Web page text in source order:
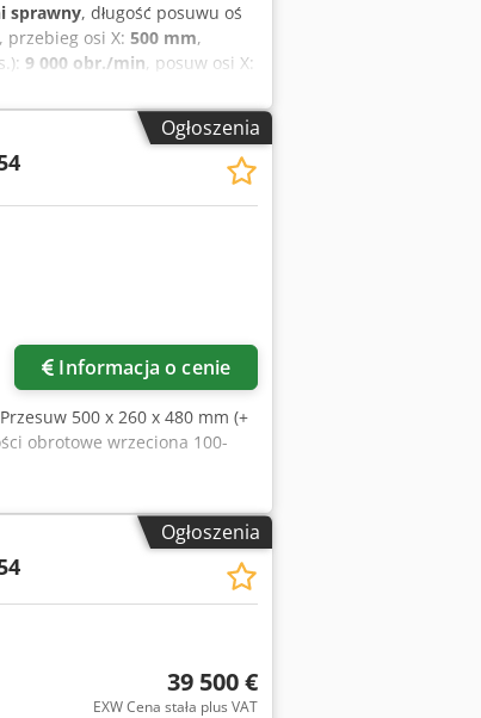
sprawny, długość posuwu oś
, przebieg osi X: 500 mm,
9 000 obr./min, posuw osi X:
mm, X-500, Y-250 , Z - skok
320 kg , mocowanie SF 32 ,
Acjq R Rb Holof
Ogłoszenia
Informacja o cenie
500 x 260 x 480 mm (+
obrotowe wrzeciona 100-
Ogłoszenia
39 500 €
EXW Cena stała plus VAT